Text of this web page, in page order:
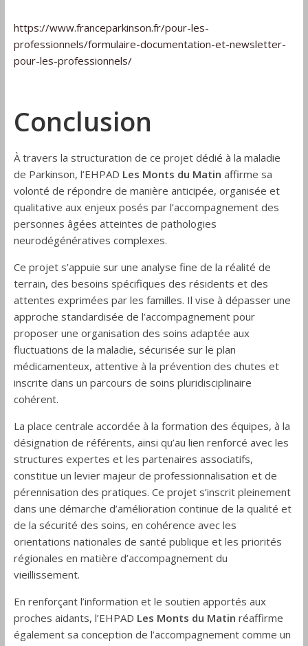
https://www.franceparkinson.fr/pour-les-
professionnels/formulaire-documentation-et-newsletter-
pour-les-professionnels/
Conclusion
À travers la structuration de ce projet dédié à la maladie
de Parkinson, l’EHPAD Les Monts du Matin affirme sa
volonté de répondre de manière anticipée, organisée et
qualitative aux enjeux posés par l’accompagnement des
personnes âgées atteintes de pathologies
neurodégénératives complexes.
Ce projet s’appuie sur une analyse fine de la réalité de
terrain, des besoins spécifiques des résidents et des
attentes exprimées par les familles. Il vise à dépasser une
approche standardisée de l’accompagnement pour
proposer une organisation des soins adaptée aux
fluctuations de la maladie, sécurisée sur le plan
médicamenteux, attentive à la prévention des chutes et
inscrite dans un parcours de soins pluridisciplinaire
cohérent.
La place centrale accordée à la formation des équipes, à la
désignation de référents, ainsi qu’au lien renforcé avec les
structures expertes et les partenaires associatifs,
constitue un levier majeur de professionnalisation et de
pérennisation des pratiques. Ce projet s’inscrit pleinement
dans une démarche d’amélioration continue de la qualité et
de la sécurité des soins, en cohérence avec les
orientations nationales de santé publique et les priorités
régionales en matière d’accompagnement du
vieillissement.
En renforçant l’information et le soutien apportés aux
proches aidants, l’EHPAD Les Monts du Matin réaffirme
également sa conception de l’accompagnement comme un